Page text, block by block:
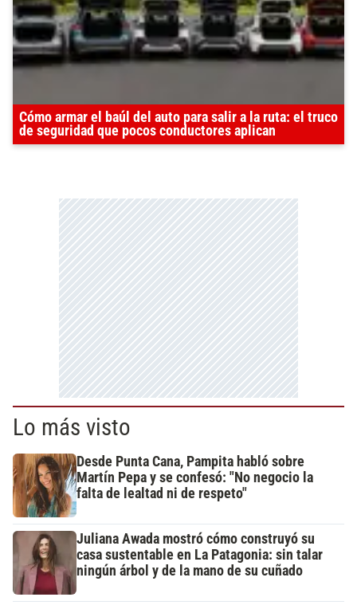
Cómo armar el baúl del auto para salir a la ruta: el truco
de seguridad que pocos conductores aplican
Lo más visto
Desde Punta Cana, Pampita habló sobre
Martín Pepa y se confesó: "No negocio la
falta de lealtad ni de respeto"
Juliana Awada mostró cómo construyó su
casa sustentable en La Patagonia: sin talar
ningún árbol y de la mano de su cuñado